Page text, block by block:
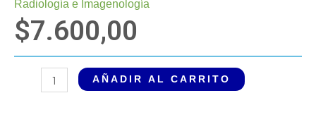
Radiología e Imagenología
$7.600,00
Bloqueos
Nerviosos
AÑADIR AL CARRITO